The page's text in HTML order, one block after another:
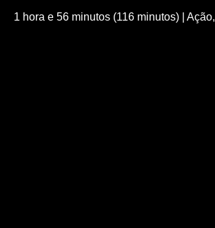
1 hora e 56 minutos (116 minutos)
Ação,